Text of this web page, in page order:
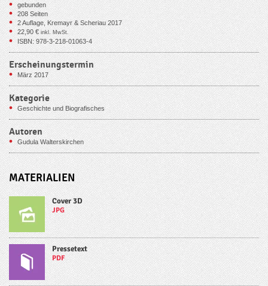
gebunden
208Seiten
2 Auflage, Kremayr & Scheriau 2017
22,90€ inkl. MwSt.
ISBN: 978-3-218-01063-4
Erscheinungstermin
März 2017
Kategorie
Geschichte und Biografisches
Autoren
Gudula Walterskirchen
MATERIALIEN
Cover 3D
JPG
Pressetext
PDF